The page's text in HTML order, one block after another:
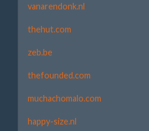
vanarendonk.nl
thehut.com
zeb.be
thefounded.com
muchachomalo.com
happy-size.nl